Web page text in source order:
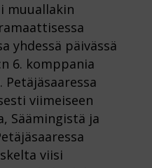
muuallakin
yhdessä päivässä
6. komppania
Petäjäsaaressa
viimeiseen
Säämingistä ja
viisi